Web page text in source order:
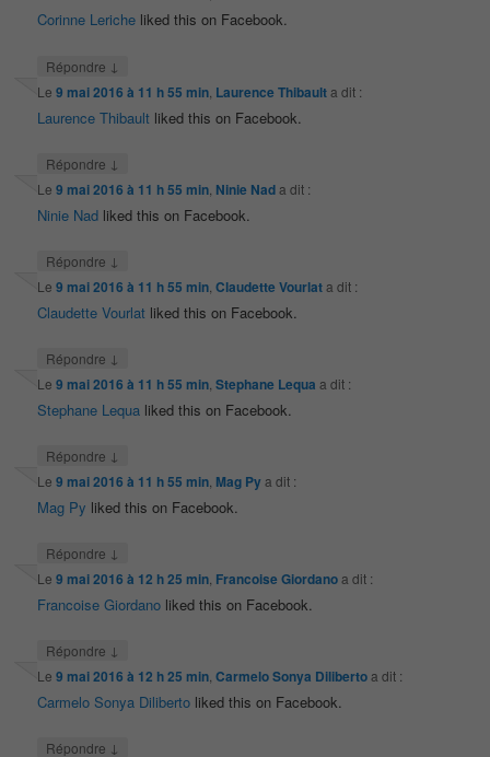
Corinne Leriche liked this on Facebook.
Répondre ↓
Le9 mai 2016 à 11 h 55 min Laurence Thibaulta dit :
Laurence Thibault liked this on Facebook.
Répondre ↓
Le9 mai 2016 à 11 h 55 min Ninie Nada dit :
Ninie Nad liked this on Facebook.
Répondre ↓
Le9 mai 2016 à 11 h 55 min ,Claudette Vourlata dit :
Claudette Vourlat liked this on Facebook.
Répondre ↓
Le9 mai 2016 à 11 h 55 min ,Stephane Lequa a dit :
Stephane Lequa liked this on Facebook.
Répondre ↓
Le9 mai 2016 à 11 h 55 min Mag Pya dit :
Mag Py liked this on Facebook.
Répondre ↓
Le9 mai 2016 à 12 h 25 min Francoise Giordanoa dit :
Francoise Giordano liked this on Facebook.
Répondre ↓
Le9 mai 2016 à 12 h 25 min ,Carmelo Sonya Dilibertoa dit :
Carmelo Sonya Diliberto liked this on Facebook.
Répondre ↓